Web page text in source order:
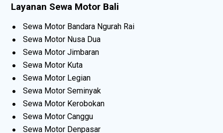
Layanan Sewa Motor Bali
Sewa Motor Bandara Ngurah Rai
Sewa Motor Nusa Dua
Sewa Motor Jimbaran
Sewa Motor Kuta
Sewa Motor Legian
Sewa Motor Seminyak
Sewa Motor Kerobokan
Sewa Motor Canggu
Sewa Motor Denpasar